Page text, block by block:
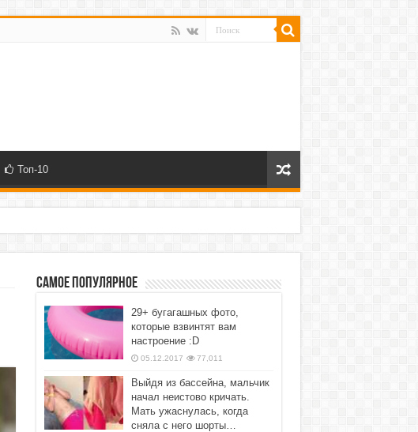
Топ-10
Самое популярное
29+ бугагашных фото,
которые взвинтят вам
настроение :D
05.12.2017 77,011
Выйдя из бассейна, мальчик
начал неистово кричать.
Мать ужаснулась, когда
сняла с него шорты…